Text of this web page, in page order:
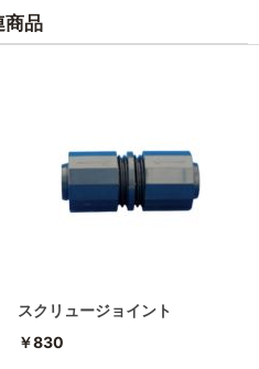
品
スクリュージョイント
￥830